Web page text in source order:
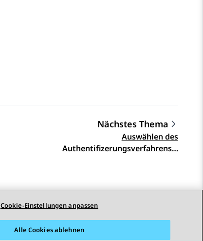
Nächstes Thema
Auswählen des
Authentifizerungsverfahrens…
Cookie-Einstellungen anpassen
Alle Cookies ablehnen